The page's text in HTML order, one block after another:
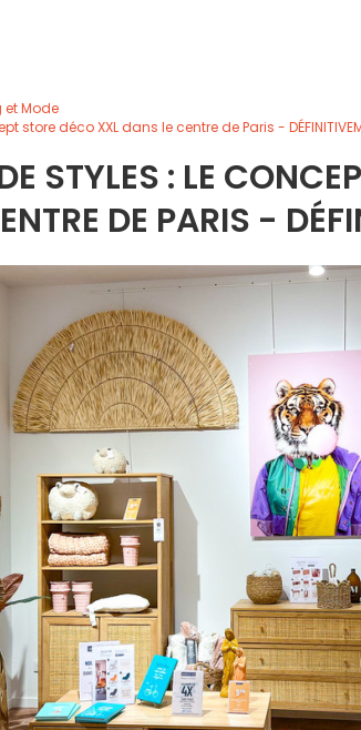
et Mode
store déco XXL dans le centre de Paris -
STYLES : LE
DE PARIS -